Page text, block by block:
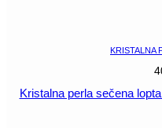
KRISTALNA
Kristalna perla sečena